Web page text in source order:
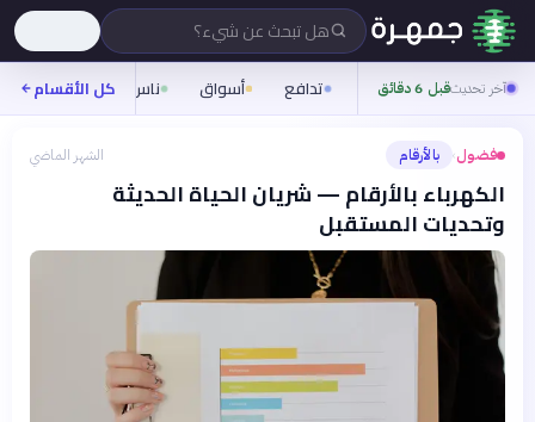
هل تبحث عن شيء؟
آخر تحديثقبل 6 دقائق تدافع أسواق ناس روح
كل الأقسام
فضول› بالأرقام الشهر الماضي
الكهرباء بالأرقام — شريان الحياة الحديثة
وتحديات المستقبل